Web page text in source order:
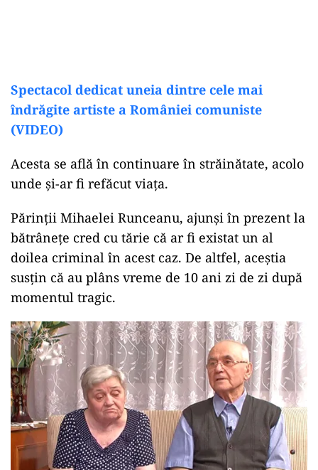
Spectacol dedicat uneia dintre cele mai
îndrăgite artiste a României comuniste
(VIDEO)
Acesta se află în continuare în străinătate, acolo
unde și-ar fi refăcut viața.
Părinții Mihaelei Runceanu, ajunși în prezent la
bătrânețe cred cu tărie că ar fi existat un al
doilea criminal în acest caz. De altfel, aceștia
susțin că au plâns vreme de 10 ani zi de zi după
momentul tragic.